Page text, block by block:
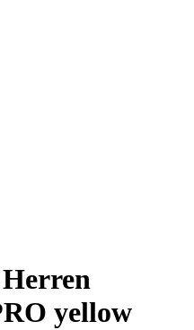
yellow